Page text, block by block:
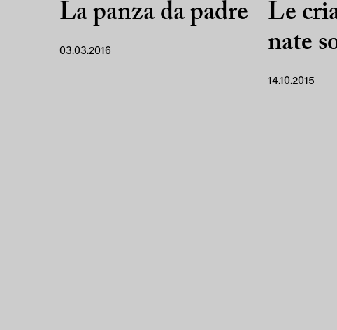
La panza da padre
03.03.2016
Le
nate
14.10.2015